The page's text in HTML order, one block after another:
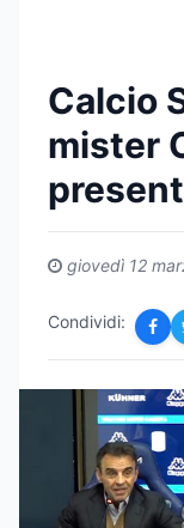
Calcio
mister
giovedì 12
Condividi: